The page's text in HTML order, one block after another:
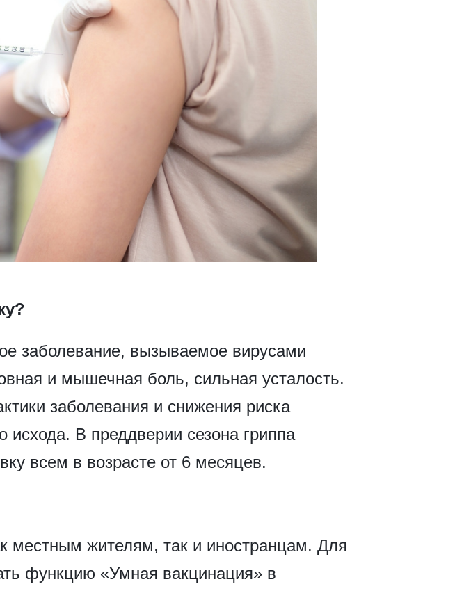
заболевание, вызываемое вирусами
и мышечная боль, сильная усталость.
заболевания и снижения риска
исхода. В преддверии сезона гриппа
всем в возрасте от 6 месяцев.
местным жителям, так и иностранцам. Для
функцию «Умная вакцинация» в